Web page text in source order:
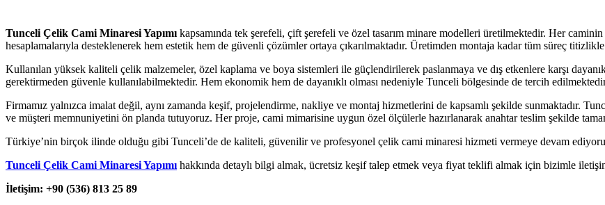
Tunceli Çelik Cami Minaresi Yapımı kapsamında tek şerefeli, çift şerefeli ve özel tasarım minare modelleri üretilmektedir. Her
hesaplamalarıyla desteklenerek hem estetik hem de güvenli çözümler ortaya çıkarılmaktadır. Üretimden montaja kadar tüm süreç
Kullanılan yüksek kaliteli çelik malzemeler, özel kaplama ve boya sistemleri ile güçlendirilerek paslanmaya ve dış etkenlere karşı
gerektirmeden güvenle kullanılabilmektedir. Hem ekonomik hem de dayanıklı olması nedeniyle Tunceli bölgesinde de tercih
Firmamız yalnızca imalat değil, aynı zamanda keşif, projelendirme, nakliye ve montaj hizmetlerini de kapsamlı şekilde sunmaktadır.
ve müşteri memnuniyetini ön planda tutuyoruz. Her proje, cami mimarisine uygun özel ölçülerle hazırlanarak anahtar teslim şekilde
Türkiye’nin birçok ilinde olduğu gibi Tunceli’de de kaliteli, güvenilir ve profesyonel çelik cami minaresi hizmeti vermeye devam
Tunceli Çelik Cami Minaresi Yapımı hakkında detaylı bilgi almak, ücretsiz keşif talep etmek veya fiyat teklifi almak için bizimle
İletişim: +90 (536) 813 25 89